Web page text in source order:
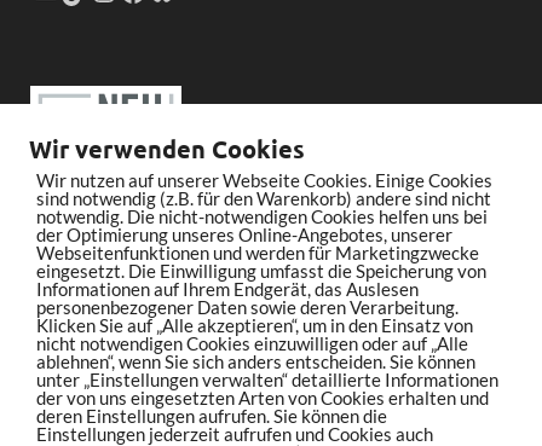
Wir verwenden Cookies
Wir nutzen auf unserer Webseite Cookies. Einige Cookies
sind notwendig (z.B. für den Warenkorb) andere sind nicht
notwendig. Die nicht-notwendigen Cookies helfen uns bei
der Optimierung unseres Online-Angebotes, unserer
Webseitenfunktionen und werden für Marketingzwecke
eingesetzt. Die Einwilligung umfasst die Speicherung von
Informationen auf Ihrem Endgerät, das Auslesen
personenbezogener Daten sowie deren Verarbeitung.
Klicken Sie auf „Alle akzeptieren“, um in den Einsatz von
nicht notwendigen Cookies einzuwilligen oder auf „Alle
ablehnen“, wenn Sie sich anders entscheiden. Sie können
unter „Einstellungen verwalten“ detaillierte Informationen
der von uns eingesetzten Arten von Cookies erhalten und
deren Einstellungen aufrufen. Sie können die
Einstellungen jederzeit aufrufen und Cookies auch